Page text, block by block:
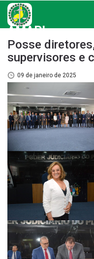
AMAPI
Posse
supervisores e
09 de janeiro de 2025